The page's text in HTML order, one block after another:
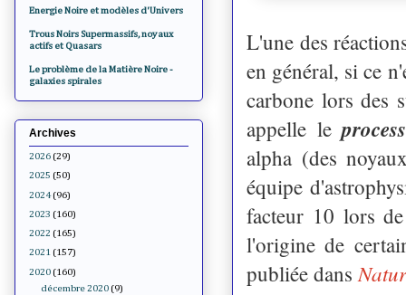
L'une des
en général, si ce
carbone lors des
appelle le
alpha (des
équipe
facteur 10 lors
l'origine de
publiée dans
Energie Noire et modèles d'Univers
Trous Noirs Supermassifs, noyaux
actifs et Quasars
Le problème de la Matière Noire -
galaxies spirales
Archives
2026 (29)
2025 (50)
2024 (96)
2023 (160)
2022 (165)
2021 (157)
2020 (160)
décembre 2020 (9)